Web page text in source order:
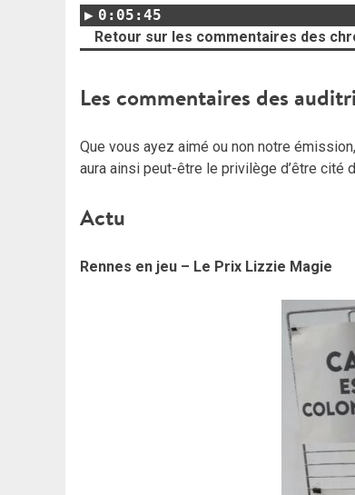
0:05:45
Retour sur les commentaires des
Les commentaires des
Que vous ayez aimé ou non notre
aura ainsi peut-être le privilège d’être cité
Actu
Rennes en jeu – Le Prix Lizzie Magie